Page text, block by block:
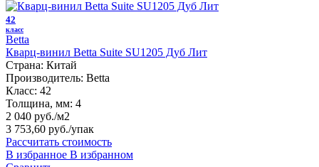
42
класс
Betta
Кварц-винил Betta Suite SU1205 Дуб Лит
Страна: Китай
Производитель: Betta
Класс: 42
Толщина, мм: 4
2 040 руб./м2
3 753,60 руб./упак
Рассчитать стоимость
В избранное В избранном